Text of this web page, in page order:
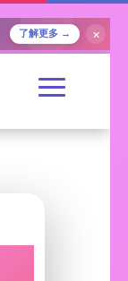
了解更多 → ✕